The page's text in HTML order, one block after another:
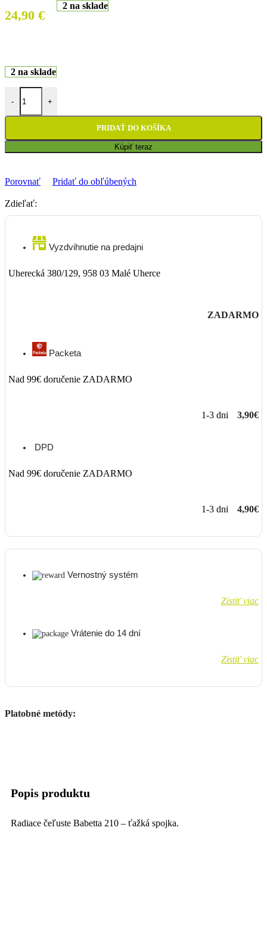
24,90 €
2 na sklade
2 na sklade
- +
PRIDAŤ DO KOŠÍKA
Kúpiť teraz
Porovnať Pridať do obľúbených
Zdieľať:
Vyzdvihnutie na predajni
Uherecká 380/129, 958 03 Malé Uherce
ZADARMO
Packeta
Nad 99€ doručenie ZADARMO
1-3 dni 3,90€
DPD
Nad 99€ doručenie ZADARMO
1-3 dni 4,90€
Vernostný systém
Zistiť viac
Vrátenie do 14 dní
Zistiť viac
Platobné metódy:
Popis produktu
Radiace čeľuste Babetta 210 – ťažká spojka.